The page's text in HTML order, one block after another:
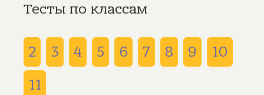
Тесты по классам
2 3 4 5 6 7 8 9
10
11